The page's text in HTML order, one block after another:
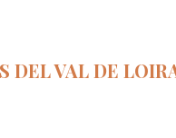
DEL VAL DE